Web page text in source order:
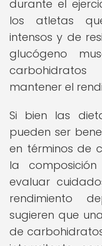
durante el
los atletas
intensos y de
glucógeno
mantener el
Si bien las
pueden ser
en términos de
la
evaluar
rendimiento
sugieren que
de